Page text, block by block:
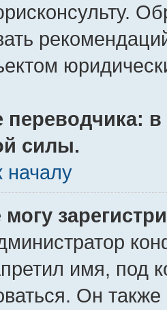
переводчика:
силы.
началу
имя, под
Он